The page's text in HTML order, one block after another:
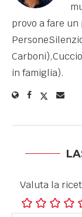
provo a fare
in famiglia).
Valuta la